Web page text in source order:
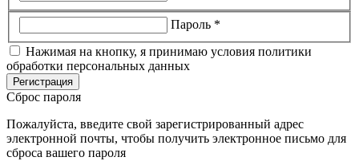
Пароль *
Нажимая на кнопку, я принимаю условия политики
обработки персональных данных
Регистрация
Сброс пароля
Пожалуйста, введите свой зарегистрированный адрес
электронной почты, чтобы получить электронное письмо для
сброса вашего пароля